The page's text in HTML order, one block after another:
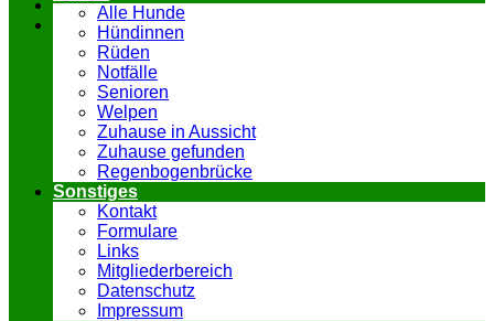
Alle Hunde
Hündinnen
Rüden
Notfälle
Senioren
Welpen
Zuhause in Aussicht
Zuhause gefunden
Regenbogenbrücke
Sonstiges
Kontakt
Formulare
Links
Mitgliederbereich
Datenschutz
Impressum